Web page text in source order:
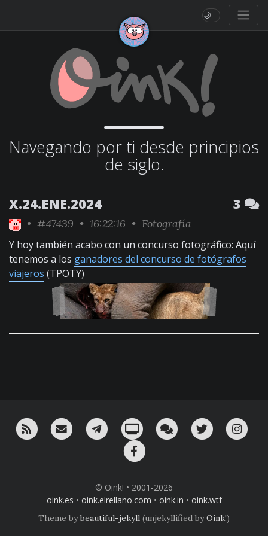
🌙
Navegando por ti desde principios
de siglo.
X.24.ENE.2024 3
• #47439 • 16:22:16 • Fotografía
Y hoy también acabo con un concurso fotográfico: Aquí
tenemos a los ganadores del concurso de fotógrafos
viajeros (TPOTY)
RSS ¡Mándame un email!¡Nuestro canal en Telegram!
Oink! TV Charla con nosotros
Twitter
© Oink! • 2001-2026
oink.es • oink.elrellano.com • oink.in • oink.wtf
Theme bybeautiful-jekyll (unjekyllified byOink!)